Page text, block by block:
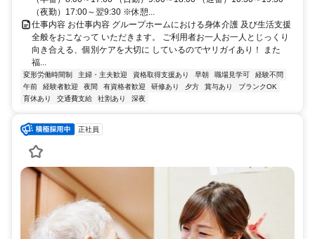
（夜勤）17:00～翌9:30 ※休憩...
仕事内容 お仕事内容 グループホームにおける身体介護 及び生活支援
全般をおこなって いただきます。 ご利用者お一人お一人とじっくり
向き合える、個別ケアを大切に しているのでヤリガイあり！ また
福...
変形労働時間制 主婦・主夫歓迎 資格取得支援あり 早朝 職場見学可
経験不問
午前
経験者歓迎 夜間 有資格者歓迎 研修あり 夕方 賞与あり
ブランクOK
育休あり
交通費支給 社割あり 深夜
正社員